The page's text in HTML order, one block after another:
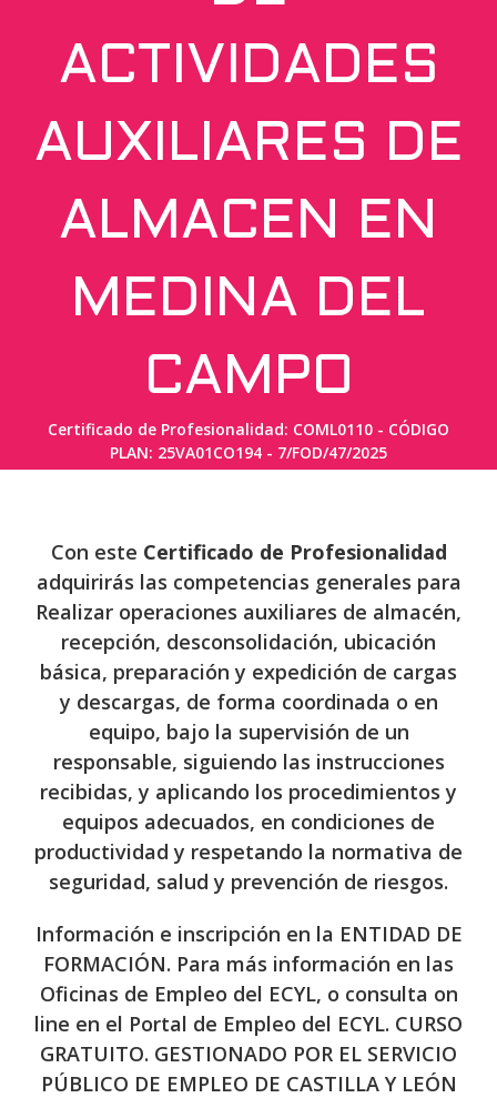
ACTIVIDADES
AUXILIARES DE
ALMACEN EN
MEDINA DEL
CAMPO
Certificado de Profesionalidad: COML0110 - CÓDIGO
PLAN: 25VA01CO194 - 7/FOD/47/2025
Con este Certificado de Profesionalidad
adquirirás las competencias generales para
Realizar operaciones auxiliares de almacén,
recepción, desconsolidación, ubicación
básica, preparación y expedición de cargas
y descargas, de forma coordinada o en
equipo, bajo la supervisión de un
responsable, siguiendo las instrucciones
recibidas, y aplicando los procedimientos y
equipos adecuados, en condiciones de
productividady respetando la normativa de
seguridad, salud y prevención de riesgos.
Información e inscripción en la ENTIDAD DE
FORMACIÓN. Para más información en las
Oficinas de Empleo del ECYL, o consulta on
line en el Portal de Empleo del ECYL. CURSO
GRATUITO. GESTIONADO POR EL SERVICIO
PÚBLICO DE EMPLEO DE CASTILLA Y LEÓN